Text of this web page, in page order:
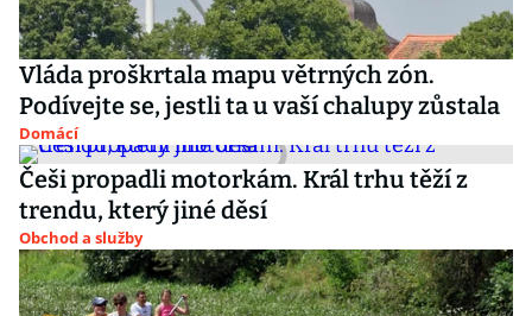
Vláda proškrtala mapu větrných zón.
Podívejte se, jestli ta u vaší chalupy zůstala
Domácí
Češi propadli motorkám. Král trhu těží z
trendu, který jiné děsí
Obchod a služby